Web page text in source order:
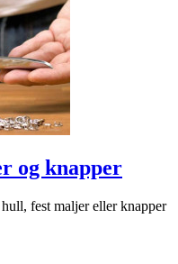
og knapper
fest maljer eller knapper